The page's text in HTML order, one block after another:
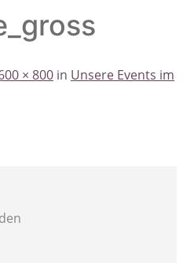
× 800 in Unsere Events im